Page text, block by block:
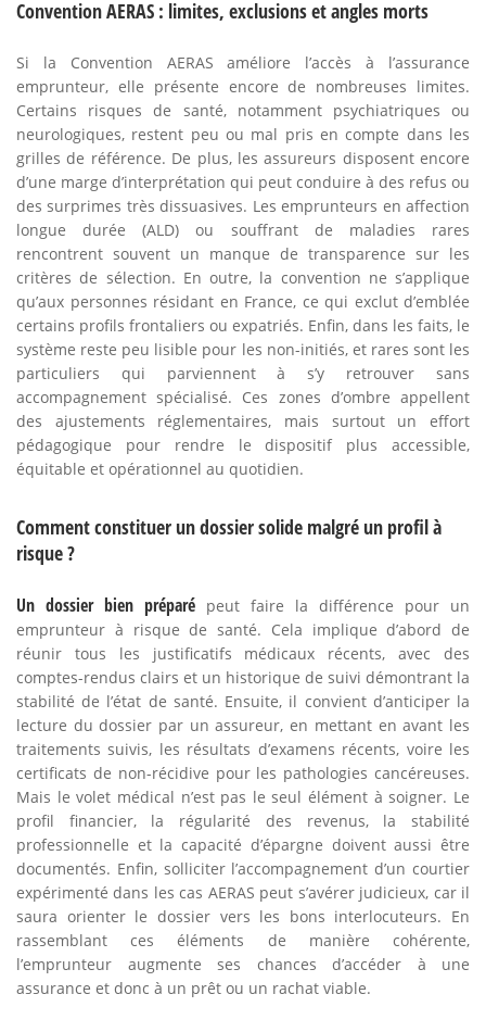
Convention AERAS : limites, exclusions et angles morts
Si la Convention AERAS améliore l’accès à l’assurance
emprunteur, elle présente encore de nombreuses limites.
Certains risques de santé, notamment psychiatriques ou
neurologiques, restent peu ou mal pris en compte dans les
grilles de référence. De plus, les assureurs disposent encore
d’une marge d’interprétation qui peut conduire à des refus ou
des surprimes très dissuasives. Les emprunteurs en affection
longue durée (ALD) ou souffrant de maladies rares
rencontrent souvent un manque de transparence sur les
critères de sélection. En outre, la convention ne s’applique
qu’aux personnes résidant en France, ce qui exclut d’emblée
certains profils frontaliers ou expatriés. Enfin, dans les faits, le
système reste peu lisible pour les non-initiés, et rares sont les
particuliers qui parviennent à s’y retrouver sans
accompagnement spécialisé. Ces zones d’ombre appellent
des ajustements réglementaires, mais surtout un effort
pédagogique pour rendre le dispositif plus accessible,
équitable et opérationnel au quotidien.
Comment constituer un dossier solide malgré un profil à
risque ?
Un dossier bien préparé peut faire la différence pour un
emprunteur à risque de santé. Cela implique d’abord de
réunir tous les justificatifs médicaux récents, avec des
comptes-rendus clairs et un historique de suivi démontrant la
stabilité de l’état de santé. Ensuite, il convient d’anticiper la
lecture du dossier par un assureur, en mettant en avant les
traitements suivis, les résultats d’examens récents, voire les
certificats de non-récidive pour les pathologies cancéreuses.
Mais le volet médical n’est pas le seul élément à soigner. Le
profil financier, la régularité des revenus, la stabilité
professionnelle et la capacité d’épargne doivent aussi être
documentés. Enfin, solliciter l’accompagnement d’un courtier
expérimenté dans les cas AERAS peut s’avérer judicieux, car il
saura orienter le dossier vers les bons interlocuteurs. En
rassemblant ces éléments de manière cohérente,
l’emprunteur augmente ses chances d’accéder à une
assurance et donc à un prêt ou un rachat viable.